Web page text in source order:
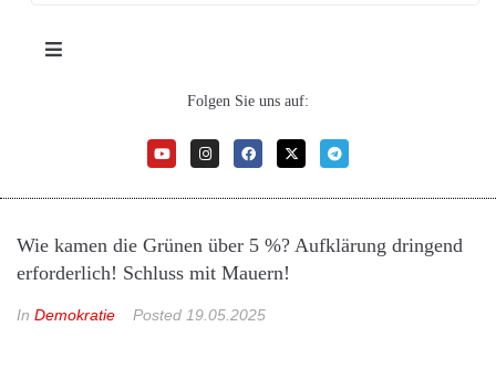
Folgen Sie uns auf:
Wie kamen die Grünen über 5 %? Aufklärung dringend
erforderlich! Schluss mit Mauern!
In Demokratie Posted 19.05.2025